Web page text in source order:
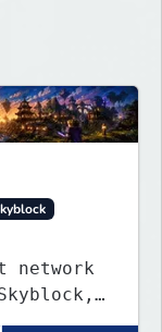
network